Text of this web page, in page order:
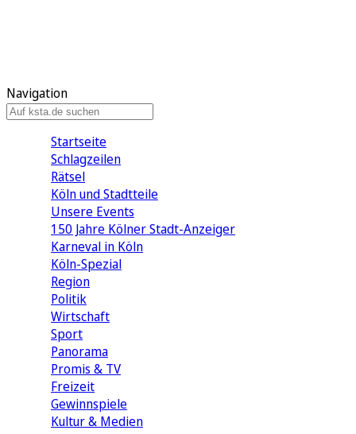
Navigation
Startseite
Schlagzeilen
Rätsel
Köln und Stadtteile
Unsere Events
150 Jahre Kölner Stadt-Anzeiger
Karneval in Köln
Köln-Spezial
Region
Politik
Wirtschaft
Sport
Panorama
Promis & TV
Freizeit
Gewinnspiele
Kultur & Medien